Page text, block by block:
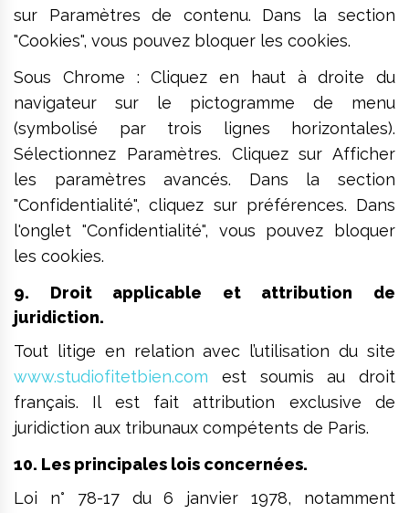
sur Paramètres de contenu. Dans la section
"Cookies", vous pouvez bloquer les cookies.
Sous Chrome : Cliquez en haut à droite du
navigateur sur le pictogramme de menu
(symbolisé par trois lignes horizontales).
Sélectionnez Paramètres. Cliquez sur Afficher
les paramètres avancés. Dans la section
"Confidentialité", cliquez sur préférences. Dans
l'onglet "Confidentialité", vous pouvez bloquer
les cookies.
9. Droit applicable et attribution de
juridiction.
Tout litige en relation avec l’utilisation du site
www.studiofitetbien.com est soumis au droit
français. Il est fait attribution exclusive de
juridiction aux tribunaux compétents de Paris.
10. Les principales lois concernées.
Loi n° 78-17 du 6 janvier 1978, notamment